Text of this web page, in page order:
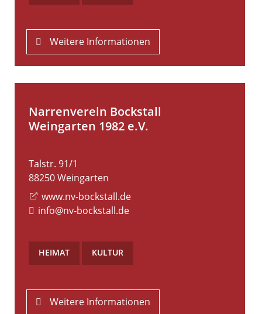
Weitere Informationen
Narrenverein Bockstall
Weingarten 1982 e.V.
Talstr. 91/1
88250Weingarten
www.nv-bockstall.de
info@nv-bockstall.de
HEIMAT KULTUR
Weitere Informationen